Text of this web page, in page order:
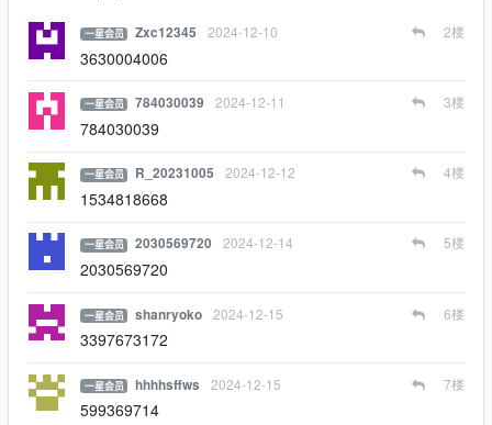
一星会员 Zxc12345 2024-12-10 2楼
3630004006
一星会员 784030039 2024-12-11 3楼
784030039
一星会员 R_20231005 2024-12-12 4楼
1534818668
一星会员 2030569720 2024-12-14 5楼
2030569720
一星会员 shanryoko 2024-12-15 6楼
3397673172
一星会员 hhhhsffws 2024-12-15 7楼
599369714